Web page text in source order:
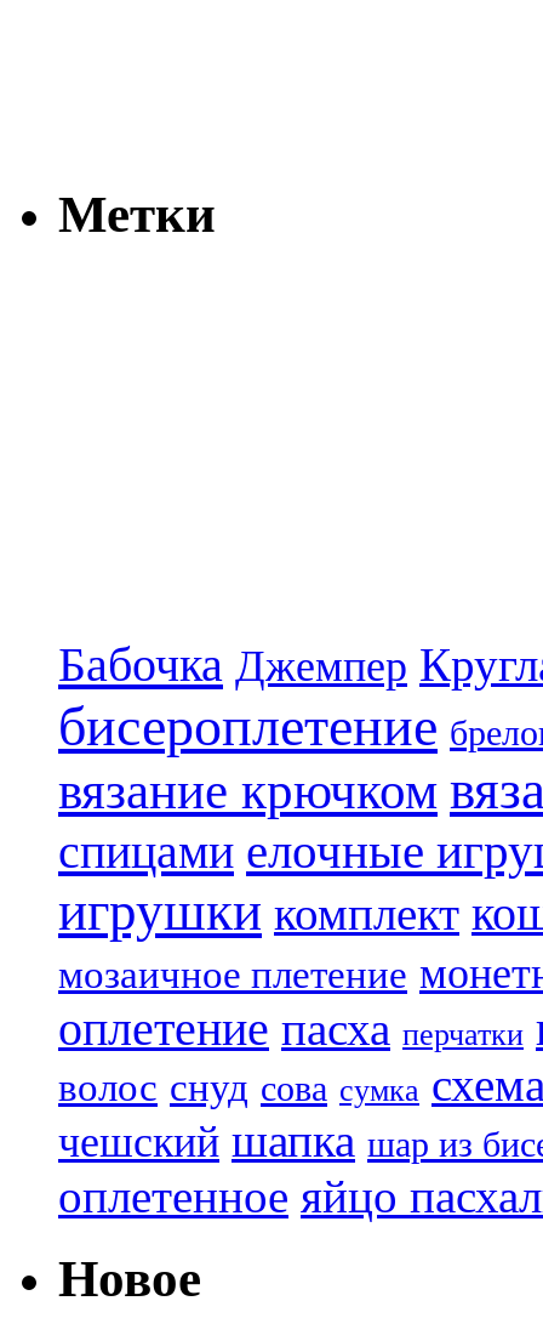
Метки
Бабочка Джемпер
бисероплетение
вязание крючком
спицами елочные
игрушки комплект
мозаичное плетение
оплетение пасха перчатки
волос снуд сова сумка
чешский шапка шар из
оплетенное яйцо
Новое